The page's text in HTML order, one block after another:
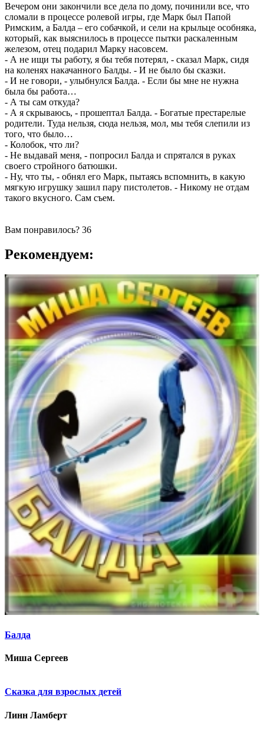
Вечером они закончили все дела по дому, починили все, что
сломали в процессе ролевой игры, где Марк был Папой
Римским, а Балда – его собачкой, и сели на крыльце особняка,
который, как выяснилось в процессе пытки раскаленным
железом, отец подарил Марку насовсем.
- А не ищи ты работу, я бы тебя потерял, - сказал Марк, сидя
на коленях накачанного Балды. - И не было бы сказки.
- И не говори, - улыбнулся Балда. - Если бы мне не нужна
была бы работа…
- А ты сам откуда?
- А я скрываюсь, - прошептал Балда. - Богатые престарелые
родители. Туда нельзя, сюда нельзя, мол, мы тебя слепили из
того, что было…
- Колобок, что ли?
- Не выдавай меня, - попросил Балда и спрятался в руках
своего стройного батюшки.
- Ну, что ты, - обнял его Марк, пытаясь вспомнить, в какую
мягкую игрушку зашил пару пистолетов. - Никому не отдам
такого вкусного. Сам съем.
Вам понравилось? 36
Рекомендуем:
Балда
Миша Сергеев
Сказка для взрослых детей
Линн Ламберт